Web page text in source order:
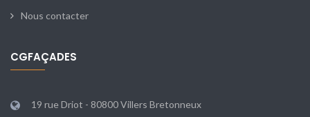
Nous contacter
CGFAÇADES
19 rue Driot - 80800 Villers Bretonneux